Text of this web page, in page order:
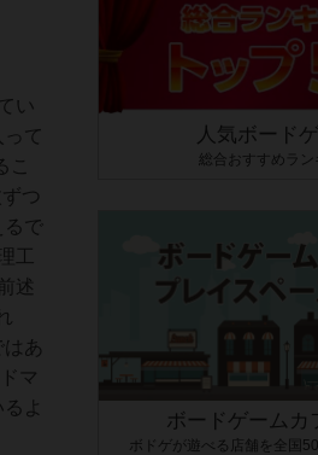
い
て
こ
つ
で
工
述
あ
マ
よ
人気ボード
総合おすすめラン
ボードゲームカ
ボドゲが遊べる店舗を全国